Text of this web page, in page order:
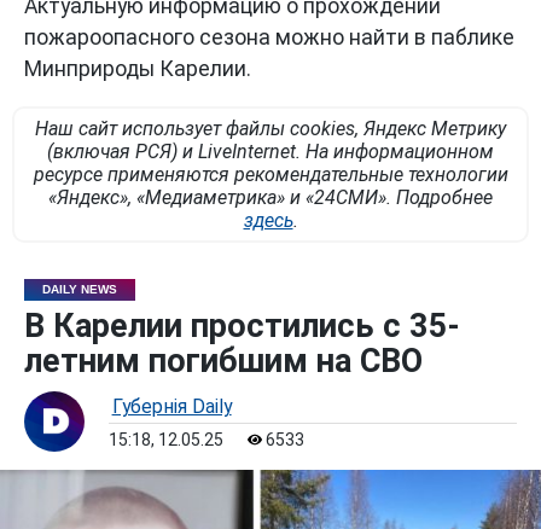
Актуальную информацию о прохождении
пожароопасного сезона можно найти в паблике
Минприроды Карелии.
Наш сайт использует файлы cookies, Яндекс Метрику
(включая РСЯ) и LiveInternet. На информационном
ресурсе применяются рекомендательные технологии
«Яндекс», «Медиаметрика» и «24СМИ». Подробнее
здесь.
DAILY NEWS
В Карелии простились с 35-
летним погибшим на СВО
Губернiя Daily
15:18, 12.05.25 6533